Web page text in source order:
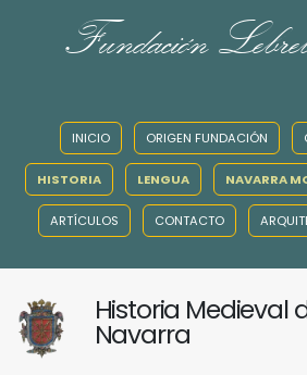
Fundación
INICIO ORIGEN FUNDACIÓN
HISTORIA LENGUA NAVARRA
ARTÍCULOS CONTACTO
Historia Medieval
Navarra